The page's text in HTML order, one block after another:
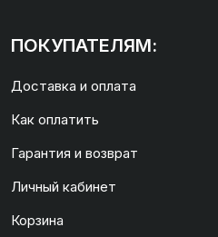
ПОКУПАТЕЛЯМ:
Доставка и оплата
Как оплатить
Гарантия и возврат
Личный кабинет
Корзина